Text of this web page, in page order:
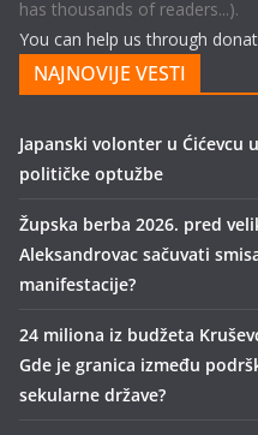
has thousands of readers...).
You can help us through
NAJNOVIJE VESTI
Japanski volonter u Ćićevcu
političke optužbe
Župska berba 2026. pred
Aleksandrovac sačuvati
manifestacije?
24 miliona iz budžeta
Gde je granica između
sekularne države?